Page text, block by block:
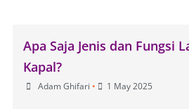
Apa Saja Jenis dan Fungsi
Kapal?
Adam Ghifari • 1 May 2025